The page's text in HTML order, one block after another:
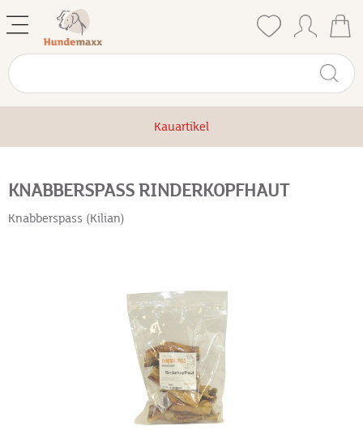
Kauartikel
KNABBERSPASS RINDERKOPFHAUT
Knabberspass (Kilian)